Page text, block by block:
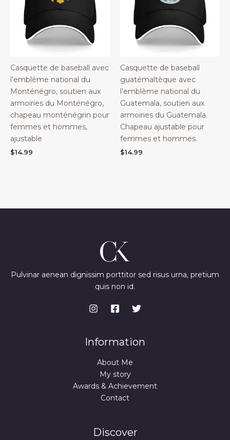
Casquette de baseball avec
l’emblème national du
Monténégro, soutien aux
armoiries du Monténégro,
chapeau monténégrin pour
femmes et hommes,
ajustable
$14.99
Casquette de baseball
guatémaltèque avec
l’emblème national du
Guatemala, soutien aux
armoiries du Guatemala.
Chapeau ajustable pour
femmes et hommes.
$14.99
Pulvinar aenean dignissim porttitor sed risus urna, pretium
quis non id.
Information
About Me
My story
Awards & Achievement
Contact
Discover